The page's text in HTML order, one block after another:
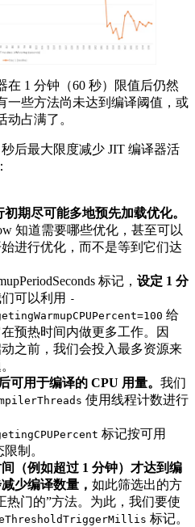
在 1 分钟（60 秒）限值后仍然
一些方法尚未达到编译阈值，或
占满了。
后最大限度减少 JIT 编译器活
初期尽可能多地预先加载优化。
知道需要哪些优化，甚至可以
进行优化，而不是等到它们达
标记， 设定 1 分
可以利用 -
给
预热时间内做更多工作。因
之前，我们会投入最多资源来
可用于编译的 CPU 用量。 我们
使用线程计数进行
标记按可用
制。
（例如超过 1 分钟）才达到编
少编译数量， 如此筛选出的方
热门的”方法。为此，我们要使
标记。